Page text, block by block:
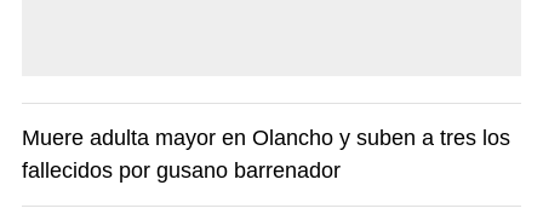
Muere adulta mayor en Olancho y suben a tres los
fallecidos por gusano barrenador